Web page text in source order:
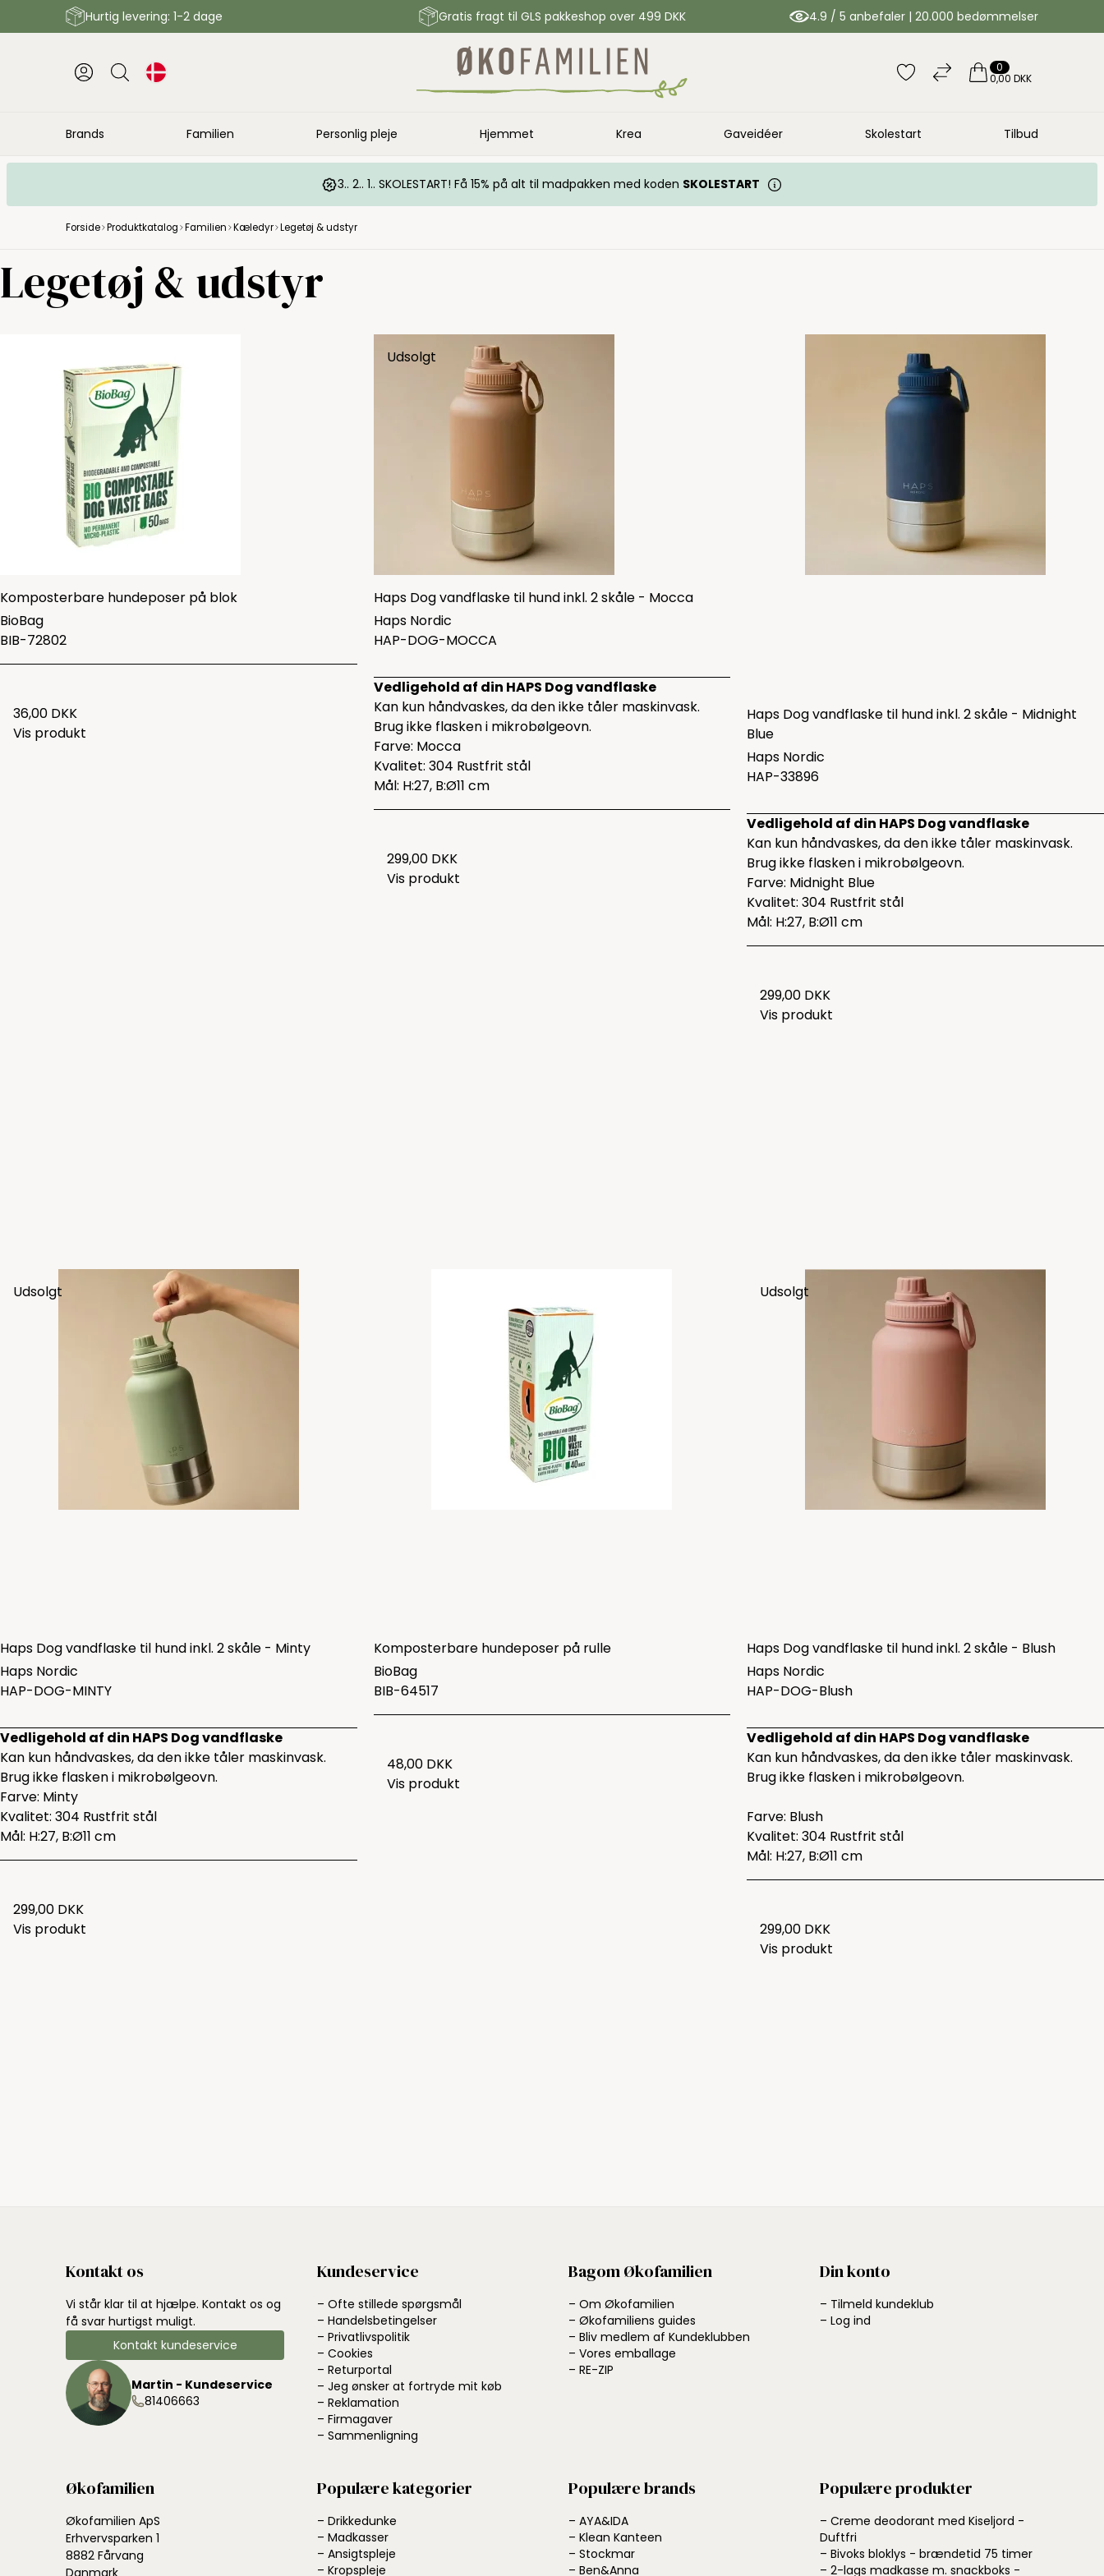
Hurtig levering: 1-2 dage Gratis fragt til GLS pakkeshop over 499 DKK 4.9 / 5 anbefaler | 20.000 bedømmelser
0
0,00 DKK
Brands Familien Personlig pleje Hjemmet Krea Gaveidéer Skolestart Tilbud
3.. 2.. 1.. SKOLESTART! Få 15% på alt til madpakken med koden SKOLESTART
Forside Produktkatalog Familien Kæledyr Legetøj & udstyr
Legetøj & udstyr
Komposterbare hundeposer på blok
BioBag
BIB-72802
36,00 DKK
Vis produkt
Udsolgt
Haps Dog vandflaske til hund inkl. 2 skåle - Mocca
Haps Nordic
HAP-DOG-MOCCA
Vedligehold af din HAPS Dog vandflaske
Kan kun håndvaskes, da den ikke tåler maskinvask.
Brug ikke flasken i mikrobølgeovn.
Farve: Mocca
Kvalitet: 304 Rustfrit stål
Mål: H:27, B:Ø11 cm
299,00 DKK
Vis produkt
Haps Dog vandflaske til hund inkl. 2 skåle - Midnight
Blue
Haps Nordic
HAP-33896
Vedligehold af din HAPS Dog vandflaske
Kan kun håndvaskes, da den ikke tåler maskinvask.
Brug ikke flasken i mikrobølgeovn.
Farve: Midnight Blue
Kvalitet: 304 Rustfrit stål
Mål: H:27, B:Ø11 cm
299,00 DKK
Vis produkt
Udsolgt
Haps Dog vandflaske til hund inkl. 2 skåle - Minty
Haps Nordic
HAP-DOG-MINTY
Vedligehold af din HAPS Dog vandflaske
Kan kun håndvaskes, da den ikke tåler maskinvask.
Brug ikke flasken i mikrobølgeovn.
Farve: Minty
Kvalitet: 304 Rustfrit stål
Mål: H:27, B:Ø11 cm
299,00 DKK
Vis produkt
Komposterbare hundeposer på rulle
BioBag
BIB-64517
48,00 DKK
Vis produkt
Udsolgt
Haps Dog vandflaske til hund inkl. 2 skåle - Blush
Haps Nordic
HAP-DOG-Blush
Vedligehold af din HAPS Dog vandflaske
Kan kun håndvaskes, da den ikke tåler maskinvask.
Brug ikke flasken i mikrobølgeovn.
Farve: Blush
Kvalitet: 304 Rustfrit stål
Mål: H:27, B:Ø11 cm
299,00 DKK
Vis produkt
Kontakt os
Vi står klar til at hjælpe. Kontakt os og
få svar hurtigst muligt.
Kontakt kundeservice
Martin - Kundeservice
81406663
Kundeservice
– Ofte stillede spørgsmål
– Handelsbetingelser
– Privatlivspolitik
– Cookies
– Returportal
– Jeg ønsker at fortryde mit køb
– Reklamation
– Firmagaver
– Sammenligning
Bagom Økofamilien
– Om Økofamilien
– Økofamiliens guides
– Bliv medlem af Kundeklubben
– Vores emballage
– RE-ZIP
Din konto
– Tilmeld kundeklub
– Log ind
Økofamilien
Økofamilien ApS
Erhvervsparken 1
8882 Fårvang
Populære kategorier
– Drikkedunke
– Madkasser
– Ansigtspleje
– Kropspleje
Populære brands
– AYA&IDA
– Klean Kanteen
– Stockmar
– Ben&Anna
Populære produkter
– Creme deodorant med Kiseljord -
Duftfri
– Bivoks bloklys - brændetid 75 timer
– 2-lags madkasse m. snackboks -